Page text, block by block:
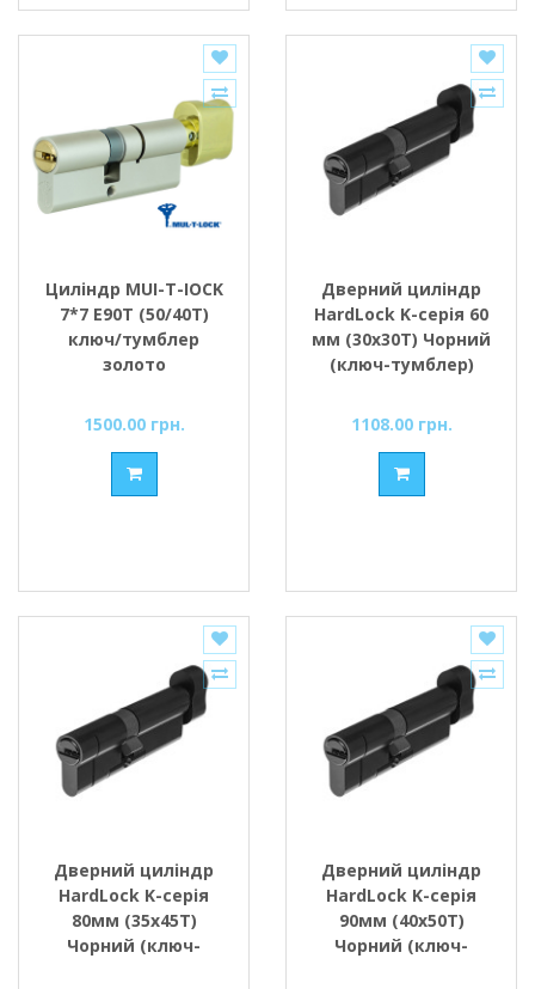
Циліндр MUI-T-IOCK
7*7 Е90Т (50/40Т)
ключ/тумблер
золото
1500.00 грн.
Дверний циліндр
HardLock K-серія 60
мм (30х30Т) Чорний
(ключ-тумблер)
1108.00 грн.
Дверний циліндр
HardLock K-серія
80мм (35х45Т)
Чорний (ключ-
Дверний циліндр
HardLock K-серія
90мм (40х50Т)
Чорний (ключ-